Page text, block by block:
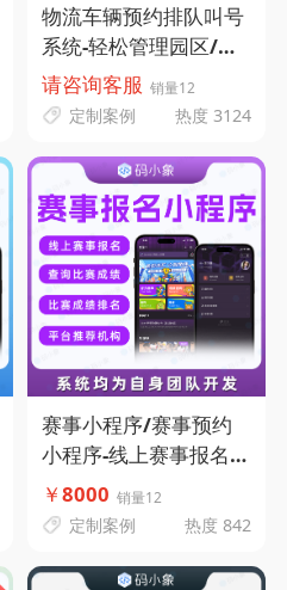
物流车辆预约排队叫号
系统-轻松管理园区/厂
房进出车辆-码小象源码
请咨询客服 销量12
定制案例 热度 3124
赛事小程序/赛事预约
小程序-线上赛事报名-
查询比赛成绩-比赛成绩
排名-平台推荐机构-码
￥8000 销量12
定制案例 热度 842